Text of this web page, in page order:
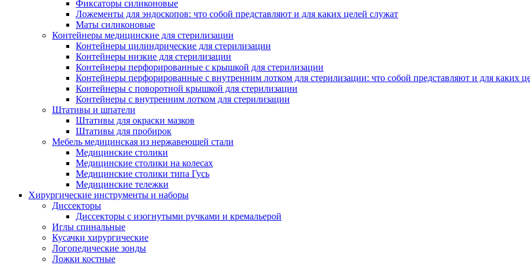
Фиксаторы силиконовые
Ложементы для эндоскопов: что собой представляют и для каких целей служат
Маты силиконовые
Контейнеры медицинские для стерилизации
Контейнеры цилиндрические для стерилизации
Контейнеры низкие для стерилизации
Контейнеры перфорированные с крышкой для стерилизации
Контейнеры перфорированные с внутренним лотком для стерилизации: что собой представляют и для каких
Контейнеры с поворотной крышкой для стерилизации
Контейнеры с внутренним лотком для стерилизации
Штативы и шпатели
Штативы для окраски мазков
Штативы для пробирок
Мебель медицинская из нержавеющей стали
Медицинские столики
Медицинские столики на колесах
Медицинские столики типа Гусь
Медицинские тележки
Хирургические инструменты и наборы
Диссекторы
Диссекторы с изогнутыми ручками и кремальерой
Иглы спинальные
Кусачки хирургические
Логопедические зонды
Ложки костные